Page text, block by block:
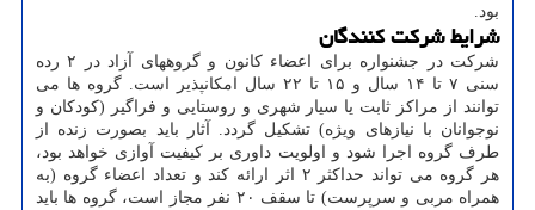
بود.
شرایط شرکت کنندگان
شرکت در جشنواره برای اعضاء کانون و گروههای آزاد در ۲ رده
سنی ۷ تا ۱۴ سال و ۱۵ تا ۲۲ سال امکانپذیر است. گروه ها می
توانند از مراکز ثابت یا سیار شهری و روستایی و فراگیر (کودکان و
نوجوانان با نیازهای ویژه) تشکیل گردد. آثار باید بصورت زنده از
طرف گروه اجرا شود و اولویت داوری بر کیفیت آوازی خواهد بود،
هر گروه می تواند حداکثر ۲ اثر ارائه کند و تعداد اعضاء گروه (به
همراه مربی و سرپرست) تا سقف ۲۰ نفر مجاز است، گروه ها باید